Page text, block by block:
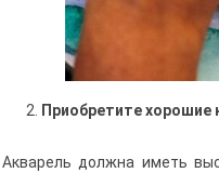
Приобретите хорошие
Акварель должна иметь